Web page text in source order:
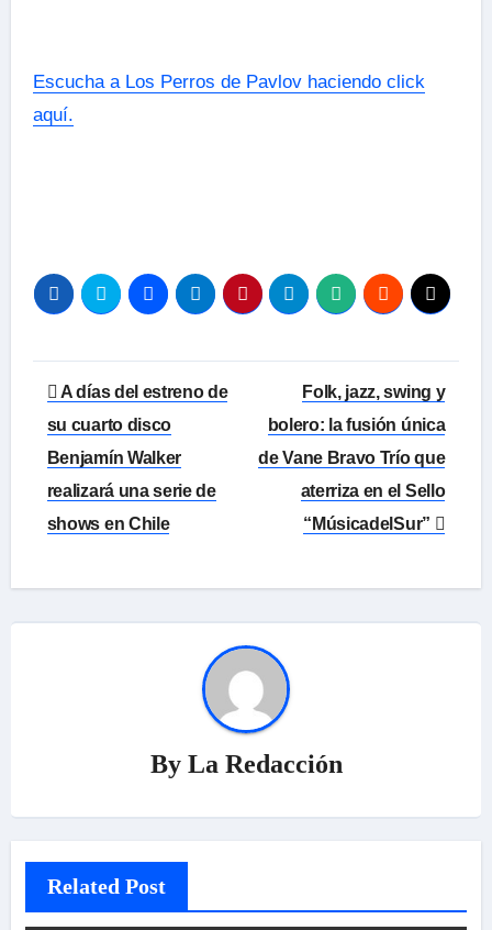
Escucha a Los Perros de Pavlov haciendo click
aquí.
Navegación
de
entradas
A días del estreno de
su cuarto disco
Benjamín Walker
realizará una serie de
shows en Chile
Folk, jazz, swing y
bolero: la fusión única
de Vane Bravo Trío que
aterriza en el Sello
“MúsicadelSur”
By La Redacción
Related Post